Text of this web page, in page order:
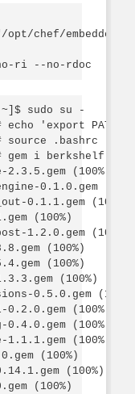
opt/chef/embedded/
~]$ sudo su -
echo 'export
source .bashrc
gem i berkshelf --
(100%)
0.1.0.gem
0.1.1.gem (100%)
(100%)
1.2.0.gem (100%)
(100%)
(100%)
(100%)
0.5.0.gem
(100%)
(100%)
(100%)
(100%)
(100%)
(100%)